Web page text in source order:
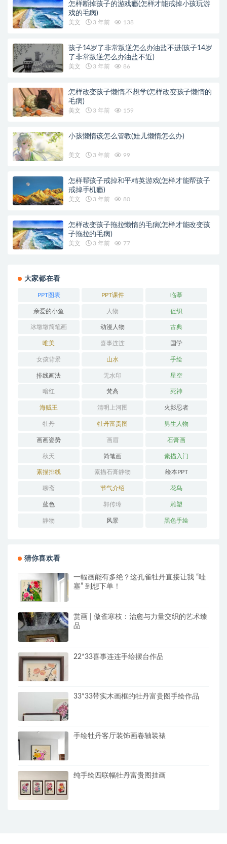
怎样断掉孩子的游戏瘾(怎样才能戒掉小孩玩游
戏的毛病)
美文 3 年前 138
孩子14岁了非常叛逆怎么办油盐不进(孩子14岁
了非常叛逆怎么办油盐不近)
美文 3 年前 86
怎样改变孩子懒惰,不想学(怎样改变孩子懒惰的
毛病)
美文 3 年前 159
小孩懒惰该怎么管教(娃儿懒惰怎么办)
美文 3 年前 99
怎样帮孩子戒掉和平精英游戏(怎样才能帮孩子
戒掉手机瘾)
美文 3 年前 80
怎样改变孩子拖拉懒惰的毛病(怎样才能改变孩
子拖拉的毛病)
美文 3 年前 77
大家都在看
PPT图表 PPT课件 临摹
亲爱的小鱼 人物 促织
冰墩墩简笔画 动漫人物 古典
唯美 喜事连连 国学
女孩背景 山水 手绘
排线画法 无水印 星空
暗红 梵高 死神
海贼王 清明上河图 火影忍者
牡丹 牡丹富贵图 男生人物
画画姿势 画眉 石膏画
秋天 简笔画 素描入门
素描排线 素描石膏静物 绘本PPT
聊斋 节气介绍 花鸟
蓝色 郭传璋 雕塑
静物 风景 黑色手绘
猜你喜欢看
一幅画能有多绝？这孔雀牡丹直接让我 “哇
塞” 到想下单！
赏画 | 傲雀寒枝：治愈与力量交织的艺术臻
品
22*33喜事连连手绘摆台作品
33*33带实木画框的牡丹富贵图手绘作品
手绘牡丹客厅装饰画卷轴装裱
纯手绘四联幅牡丹富贵图挂画